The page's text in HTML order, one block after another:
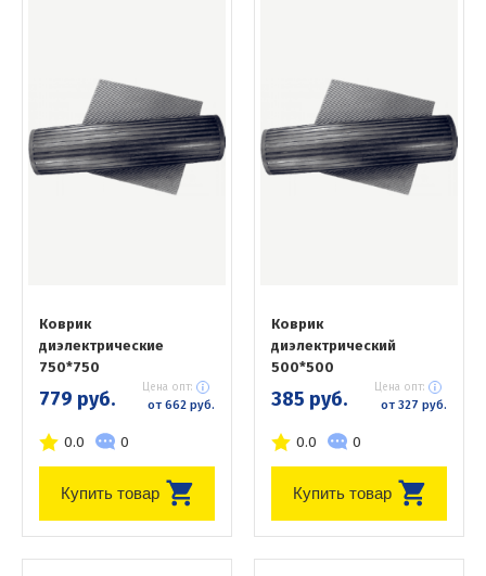
Коврик
диэлектрические
750*750
779 руб. Цена опт:
от 662 руб.
0.0 0
Купить товар
Коврик
диэлектрический
500*500
385 руб. Цена опт:
от 327 руб.
0.0 0
Купить товар